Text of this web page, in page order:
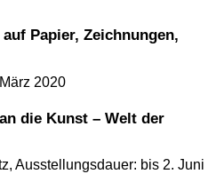
2020
Ausstellungsdauer: bis 2. Juni